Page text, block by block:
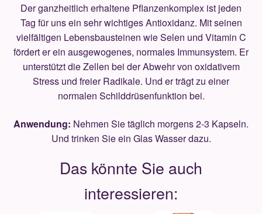
Der ganzheitlich erhaltene Pflanzenkomplex ist jeden
Tag für uns ein sehr wichtiges Antioxidanz. Mit seinen
vielfältigen Lebensbausteinen wie Selen und Vitamin C
fördert er ein ausgewogenes, normales Immunsystem. Er
unterstützt die Zellen bei der Abwehr von oxidativem
Stress und freier Radikale. Und er trägt zu einer
normalen Schilddrüsenfunktion bei.
Anwendung: Nehmen Sie täglich morgens 2-3 Kapseln.
Und trinken Sie ein Glas Wasser dazu.